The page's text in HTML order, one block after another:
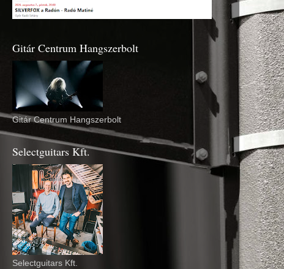
Gitár Centrum Hangszerbolt
Gitár Centrum Hangszerbolt
Selectguitars Kft.
Selectguitars Kft.